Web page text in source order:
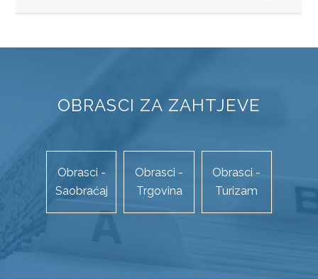
OBRASCI ZA ZAHTJEVE
Obrasci -
Saobraćaj
Obrasci -
Trgovina
Obrasci -
Turizam